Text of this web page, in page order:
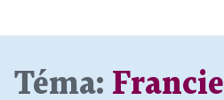
Téma: Francie